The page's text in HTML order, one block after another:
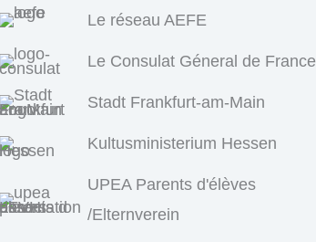
Le réseau AEFE
Le Consulat Géneral de France
Stadt Frankfurt-am-Main
Kultusministerium Hessen
UPEA Parents d'élèves
/Elternverein